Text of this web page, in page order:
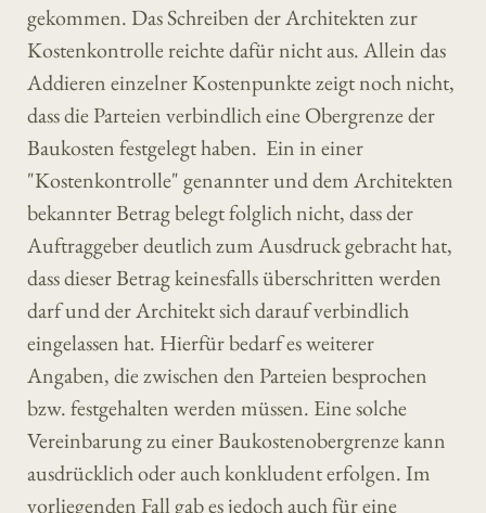
gekommen. Das Schreiben der Architekten zur
Kostenkontrolle reichte dafür nicht aus. Allein das
Addieren einzelner Kostenpunkte zeigt noch nicht,
dass die Parteien verbindlich eine Obergrenze der
Baukosten festgelegt haben. Ein in einer
"Kostenkontrolle" genannter und dem Architekten
bekannter Betrag belegt folglich nicht, dass der
Auftraggeber deutlich zum Ausdruck gebracht hat,
dass dieser Betrag keinesfalls überschritten werden
darf und der Architekt sich darauf verbindlich
eingelassen hat. Hierfür bedarf es weiterer
Angaben, die zwischen den Parteien besprochen
bzw. festgehalten werden müssen. Eine solche
Vereinbarung zu einer Baukostenobergrenze kann
ausdrücklich oder auch konkludent erfolgen. Im
vorliegenden Fall gab es jedoch auch für eine